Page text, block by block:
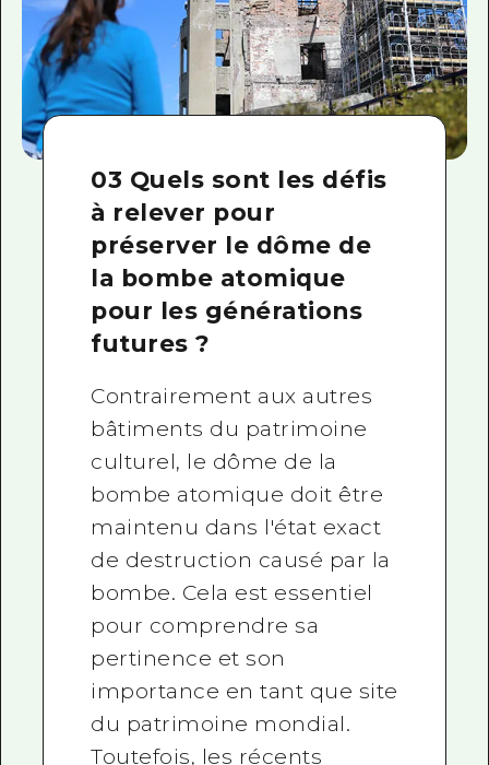
03 Quels sont les défis
à relever pour
préserver le dôme de
la bombe atomique
pour les générations
futures ?
Contrairement aux autres
bâtiments du patrimoine
culturel, le dôme de la
bombe atomique doit être
maintenu dans l'état exact
de destruction causé par la
bombe. Cela est essentiel
pour comprendre sa
pertinence et son
importance en tant que site
du patrimoine mondial.
Toutefois, les récents